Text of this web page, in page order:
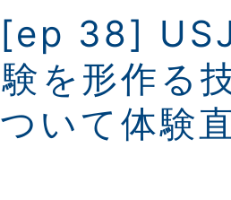
[ep 38]
験を形作る
ついて体験